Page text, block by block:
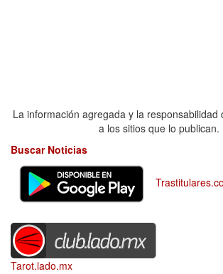
La información agregada y la responsabilidad
a los sitios que lo publican.
Buscar Noticias
Tarot.lado.mx